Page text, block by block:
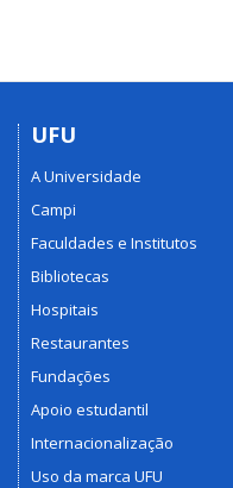
UFU
A Universidade
Campi
Faculdades e Institutos
Bibliotecas
Hospitais
Restaurantes
Fundações
Apoio estudantil
Internacionalização
Uso da marca UFU